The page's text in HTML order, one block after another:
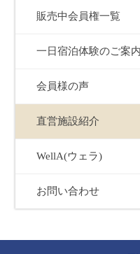
販売中会員権一覧
一日宿泊体験のご案内
会員様の声
直営施設紹介
WellA(ウェラ)
お問い合わせ